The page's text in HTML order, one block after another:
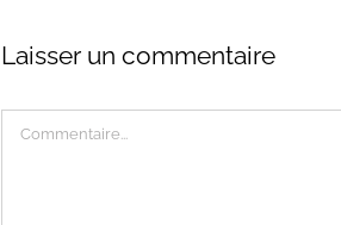
Laisser un commentaire
Commentaire